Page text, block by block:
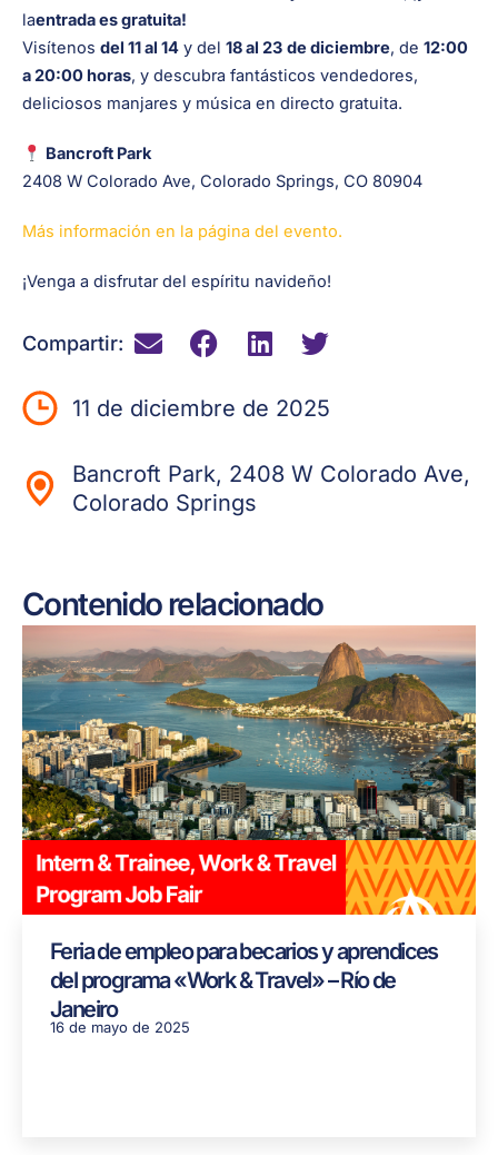
laentrada es gratuita!
Visítenos del 11 al 14 y del 18 al 23 de diciembre, de 12:00
a 20:00 horas, y descubra fantásticos vendedores,
deliciosos manjares y música en directo gratuita.
Bancroft Park
2408 W Colorado Ave, Colorado Springs, CO 80904
Más información en la página del evento.
¡Venga a disfrutar del espíritu navideño!
Compartir:
11 de diciembre de 2025
Bancroft Park, 2408 W Colorado Ave,
Colorado Springs
Contenido relacionado
Feria de empleo para becarios y aprendices
del programa «Work & Travel» – Río de
Janeiro
16 de mayo de 2025